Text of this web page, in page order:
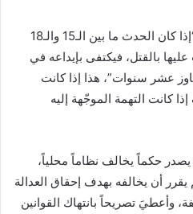
إن نظام الأحداث ينصّ على أنه “إذا كان الحدث ما بين الـ15 والـ18
بالقتل، فيكتفى بإيداعه في
عشر سنوات”، هذا إذا كانت
كانت التهمة الموجّهة إليه
يصدر حكماً يخالف نظاماً محلياً،
أن يخالفه بهدف إحقاق العدالة
وأعطيَ تصريحاً بانتهاك القوانين